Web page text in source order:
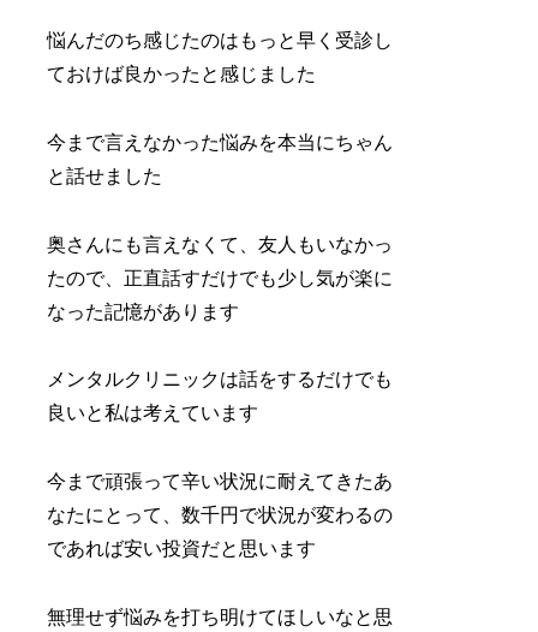
悩んだのち感じたのはもっと早く受診し
ておけば良かったと感じました
今まで言えなかった悩みを本当にちゃん
と話せました
奥さんにも言えなくて、友人もいなかっ
たので、正直話すだけでも少し気が楽に
なった記憶があります
メンタルクリニックは話をするだけでも
良いと私は考えています
今まで頑張って辛い状況に耐えてきたあ
なたにとって、数千円で状況が変わるの
であれば安い投資だと思います
無理せず悩みを打ち明けてほしいなと思